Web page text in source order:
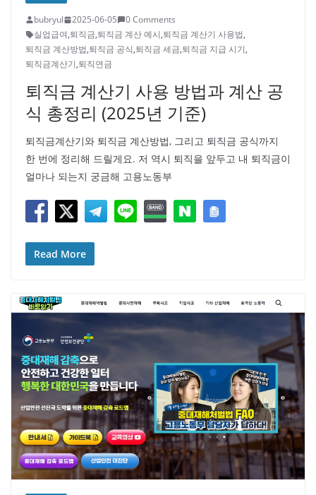
bubryul 2025-06-05
0 Comments
실업급여,퇴직금,퇴직금 계산 예시,퇴직금 계산기 사용법,
퇴직금 계산방법,퇴직금 공식,퇴직금 세금,퇴직금 지급 시기,
퇴직금계산기,퇴직연금
퇴직금 계산기 사용 방법과 계산 공
식 총정리 (2025년 기준)
퇴직금계산기와 퇴직금 계산방법, 그리고 퇴직금 공식까지
한 번에 정리해 드릴게요. 저 역시 퇴직을 앞두고 내 퇴직금이
얼마나 되는지 궁금해 고용노동부
Read More